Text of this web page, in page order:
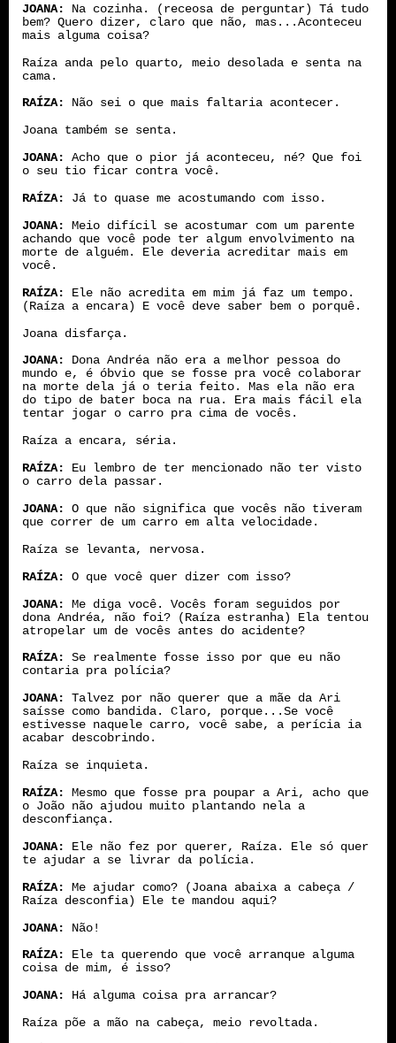
JOANA:
Na cozinha. (receosa de perguntar) Tá tudo
bem? Quero dizer, claro que não, mas...Aconteceu
mais alguma coisa?
Raíza anda pelo quarto, meio desolada e senta na
cama.
RAÍZA: Não sei o que mais faltaria acontecer.
Joana também se senta.
JOANA:
Acho que o pior já aconteceu, né? Que foi
o seu tio ficar contra você.
RAÍZA:
Já to quase me acostumando com isso.
JOANA:
Meio difícil se acostumar com um parente
achando que você pode ter algum envolvimento na
morte de alguém. Ele deveria acreditar mais em
você.
RAÍZA:
Ele não acredita em mim já faz um tempo.
(Raíza a encara) E você deve saber bem o porquê.
Joana disfarça.
JOANA:
Dona Andréa não era a melhor pessoa do
mundo e, é óbvio que se fosse pra você colaborar
na morte dela já o teria feito. Mas ela não era
do tipo de bater boca na rua. Era mais fácil ela
tentar jogar o carro pra cima de vocês.
Raíza a encara, séria.
RAÍZA:
Eu lembro de ter mencionado não ter visto
o carro dela passar.
JOANA:
O que não significa que vocês não tiveram
que correr de um carro em alta velocidade.
Raíza se levanta, nervosa.
RAÍZA:
O que você quer dizer com isso?
JOANA:
Me diga você. Vocês foram seguidos por
dona Andréa, não foi? (Raíza estranha) Ela tentou
atropelar um de vocês antes do acidente?
RAÍZA:
Se realmente fosse isso por que eu não
contaria pra polícia?
JOANA:
Talvez por não querer que a mãe da Ari
saísse como bandida. Claro, porque...Se você
estivesse naquele carro, você sabe, a perícia ia
acabar descobrindo.
Raíza se inquieta.
RAÍZA:
Mesmo que fosse pra poupar a Ari, acho que
o João não ajudou muito plantando nela a
desconfiança.
JOANA:
Ele não fez por querer, Raíza. Ele só quer
te ajudar a se livrar da polícia.
RAÍZA:
Me ajudar como? (Joana abaixa a cabeça /
Raíza desconfia) Ele te mandou aqui?
JOANA:
Não!
RAÍZA:
Ele ta querendo que você arranque alguma
coisa de mim, é isso?
JOANA:
Há alguma coisa pra arrancar?
Raíza põe a mão na cabeça, meio revoltada.